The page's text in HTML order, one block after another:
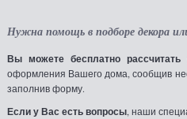
Нужна помощь в подборе декора
Вы можете бесплатно
оформления Вашего дома, сообщив
заполнив форму.
Если у Вас есть вопросы , наши